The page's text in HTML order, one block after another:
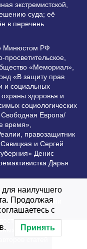
экстремистской,
суда; её
в перечень
Минюстом РФ
«Мемориал»,
«В защиту прав
и социальных
здоровья и
социологических
Европа/
время»,
правозащитник
и Сергей
Денис
Дарья
Любое
при условии
объявлениях.
наилучшего
Продолжая
с
Принять